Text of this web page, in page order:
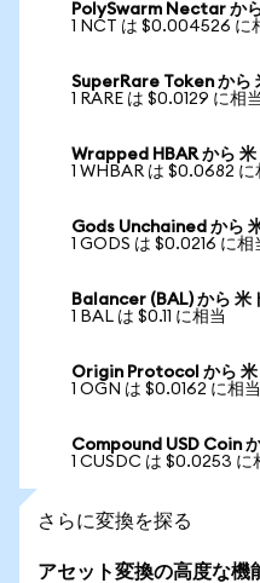
PolySwarm Nectar か
1 NCT は $0.004526 に
SuperRare Token から
1 RARE は $0.0129 に相当
Wrapped HBAR から 米
1 WHBAR は $0.0682 に
Gods Unchained から
1 GODS は $0.0216 に相
Balancer (BAL) から 米
1 BAL は $0.11 に相当
Origin Protocol から 米
1 OGN は $0.0162 に相当
Compound USD Coin
1 CUSDC は $0.0253 に
さらに変換を探る
アセット変換の高度な機